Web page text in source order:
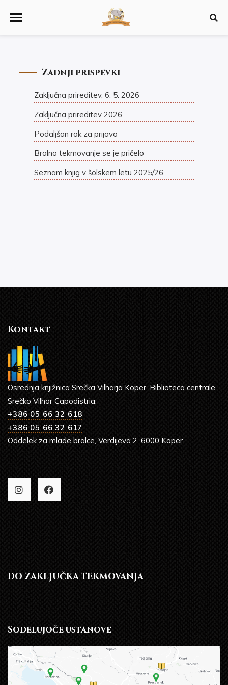
Zadnji prispevki
Zaključna prireditev, 6. 5. 2026
Zaključna prireditev 2026
Podaljšan rok za prijavo
Bralno tekmovanje se je pričelo
Seznam knjig v šolskem letu 2025/26
Kontakt
Osrednja knjižnica Srečka Vilharja Koper, Biblioteca centrale
Srečko Vilhar Capodistria.
+386 05 66 32 618
+386 05 66 32 617
Oddelek za mlade bralce, Verdijeva 2, 6000 Koper.
DO ZAKLJUČKA TEKMOVANJA
Sodelujoče ustanove